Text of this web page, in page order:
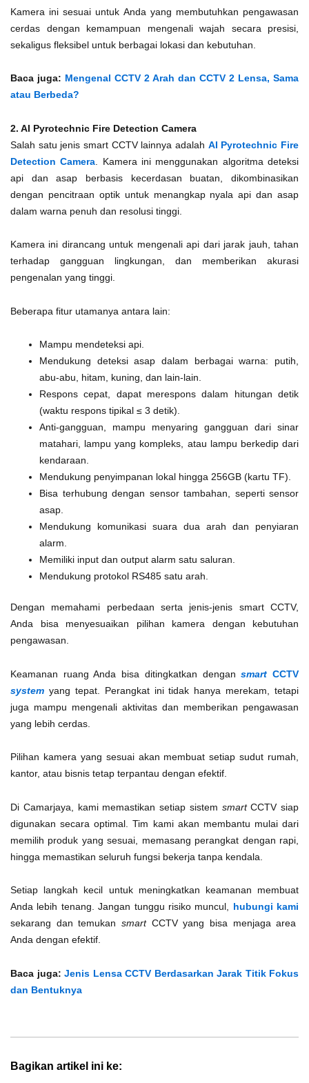
Kamera ini sesuai untuk Anda yang membutuhkan pengawasan
cerdas dengan kemampuan mengenali wajah secara presisi,
sekaligus fleksibel untuk berbagai lokasi dan kebutuhan.
Baca juga: Mengenal CCTV 2 Arah dan CCTV 2 Lensa, Sama
atau Berbeda?
2. AI Pyrotechnic Fire Detection Camera
Salah satu jenis smart CCTV lainnya adalah AI Pyrotechnic Fire
Detection Camera . Kamera ini menggunakan algoritma deteksi
api dan asap berbasis kecerdasan buatan, dikombinasikan
dengan pencitraan optik untuk menangkap nyala api dan asap
dalam warna penuh dan resolusi tinggi.
Kamera ini dirancang untuk mengenali api dari jarak jauh, tahan
terhadap gangguan lingkungan, dan memberikan akurasi
pengenalan yang tinggi.
Beberapa fitur utamanya antara lain:
Mampu mendeteksi api.
Mendukung deteksi asap dalam berbagai warna: putih,
abu-abu, hitam, kuning, dan lain-lain.
Respons cepat, dapat merespons dalam hitungan detik
(waktu respons tipikal ≤ 3 detik).
Anti-gangguan, mampu menyaring gangguan dari sinar
matahari, lampu yang kompleks, atau lampu berkedip dari
kendaraan.
Mendukung penyimpanan lokal hingga 256GB (kartu TF).
Bisa terhubung dengan sensor tambahan, seperti sensor
asap.
Mendukung komunikasi suara dua arah dan penyiaran
alarm.
Memiliki input dan output alarm satu saluran.
Mendukung protokol RS485 satu arah.
Dengan memahami perbedaan serta jenis-jenis smart CCTV,
Anda bisa menyesuaikan pilihan kamera dengan kebutuhan
pengawasan.
Keamanan ruang Anda bisa ditingkatkan dengansmartCCTV
system yang tepat. Perangkat ini tidak hanya merekam, tetapi
juga mampu mengenali aktivitas dan memberikan pengawasan
yang lebih cerdas.
Pilihan kamera yang sesuai akan membuat setiap sudut rumah,
kantor, atau bisnis tetap terpantau dengan efektif.
Di Camarjaya, kami memastikan setiap sistem smartCCTV siap
digunakan secara optimal. Tim kami akan membantu mulai dari
memilih produk yang sesuai, memasang perangkat dengan rapi,
hingga memastikan seluruh fungsi bekerja tanpa kendala.
Setiap langkah kecil untuk meningkatkan keamanan membuat
Anda lebih tenang. Jangan tunggu risiko muncul, hubungi kami
sekarang dan temukan smart CCTV yang bisa menjaga area
Anda dengan efektif.
Baca juga: Jenis Lensa CCTV Berdasarkan Jarak Titik Fokus
dan Bentuknya
Bagikan artikel ini ke: